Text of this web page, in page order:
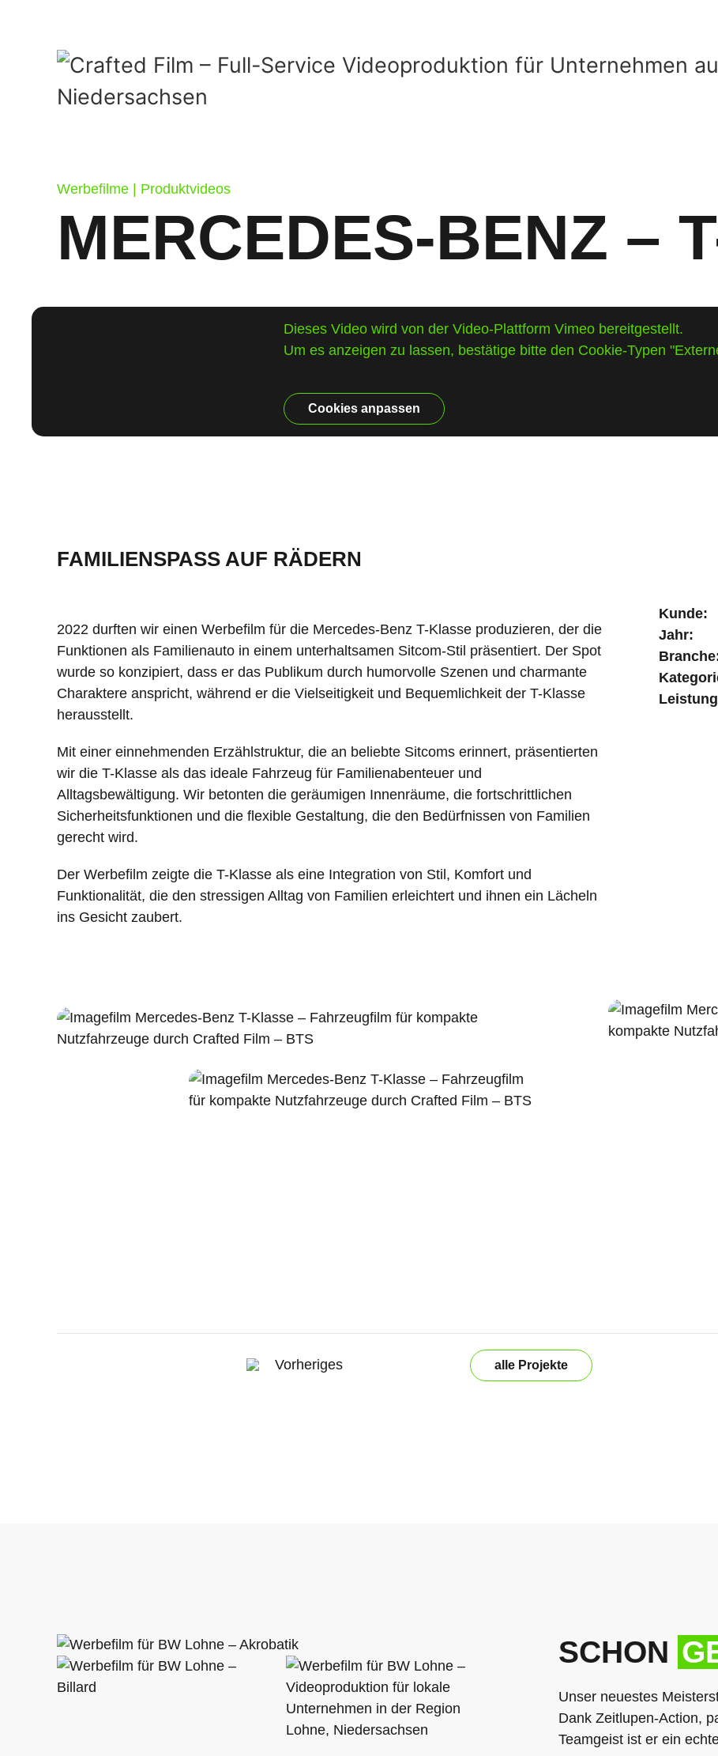
Werbefilme | Produktvideos
MERCEDES-BENZ –
Dieses Video wird von der Video-Plattform Vimeo bereitgestellt.
Um es anzeigen zu lassen, bestätige bitte den Cookie-Typen
Cookies anpassen
FAMILIENSPASS AUF RÄDERN
2022 durften wir einen Werbefilm für die Mercedes-Benz T-Klasse produzieren, der die
Funktionen als Familienauto in einem unterhaltsamen Sitcom-Stil präsentiert. Der Spot
wurde so konzipiert, dass er das Publikum durch humorvolle Szenen und charmante
Charaktere anspricht, während er die Vielseitigkeit und Bequemlichkeit der T-Klasse
herausstellt.
Mit einer einnehmenden Erzählstruktur, die an beliebte Sitcoms erinnert, präsentierten
wir die T-Klasse als das ideale Fahrzeug für Familienabenteuer und
Alltagsbewältigung. Wir betonten die geräumigen Innenräume, die fortschrittlichen
Sicherheitsfunktionen und die flexible Gestaltung, die den Bedürfnissen von Familien
gerecht wird.
Der Werbefilm zeigte die T-Klasse als eine Integration von Stil, Komfort und
Funktionalität, die den stressigen Alltag von Familien erleichtert und ihnen ein Lächeln
ins Gesicht zaubert.
Kunde:
Jahr:
Vorheriges alle Projekte
SCHON
Unser neuestes
Dank Zeitlupen-Action,
Teamgeist ist er ein